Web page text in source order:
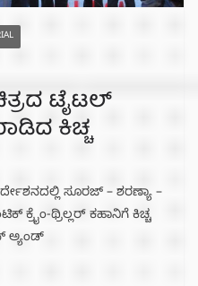
ಟೈಟಲ್
ಕಿಚ್ಚ
ಸೂರಜ್ – ಶರಣ್ಯಾ –
ಥ್ರಿಲ್ಲರ್ ಕಹಾನಿಗೆ ಕಿಚ್ಚ
ಅ್ಯಂಡ್